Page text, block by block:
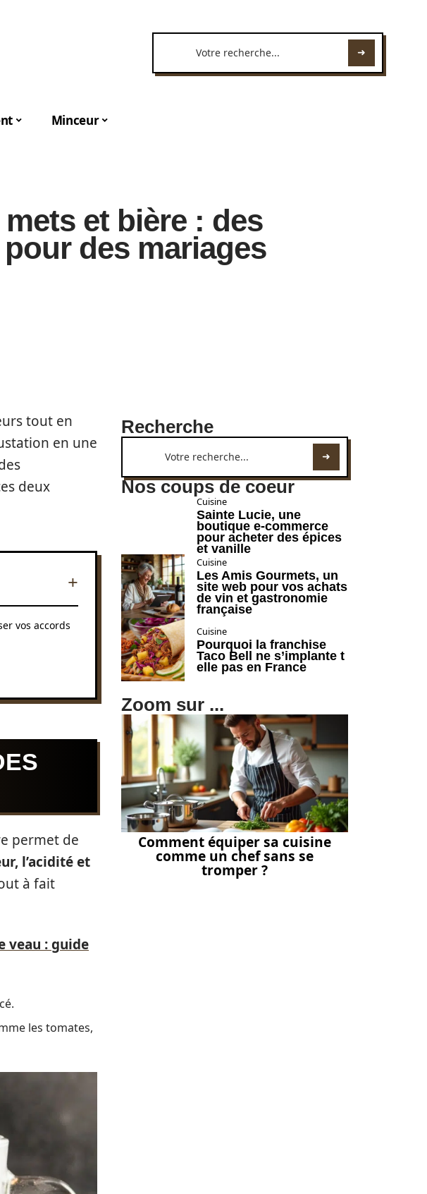
Minceur
et bière : des
des mariages
tout en
en une
deux
vos accords
permet de
l’acidité et
à fait
veau : guide
les tomates,
Recherche
Nos coups de coeur
Cuisine
Sainte Lucie, une
boutique e-commerce
pour acheter des épices
et vanille
Cuisine
Les Amis Gourmets, un
site web pour vos achats
de vin et gastronomie
française
Cuisine
Pourquoi la franchise
Taco Bell ne s’implante t
elle pas en France
Zoom sur ...
Comment équiper sa cuisine
comme un chef sans se
tromper ?